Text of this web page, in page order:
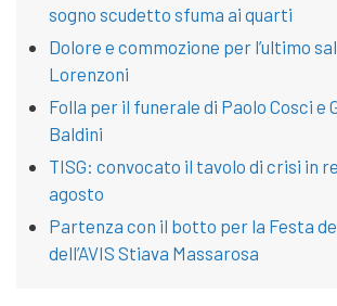
sogno scudetto sfuma ai quarti
Dolore e commozione per l’ultimo
Lorenzoni
Folla per il funerale di Paolo Cosci e
Baldini
TISG: convocato il tavolo di crisi in
agosto
Partenza con il botto per la Festa
dell’AVIS Stiava Massarosa